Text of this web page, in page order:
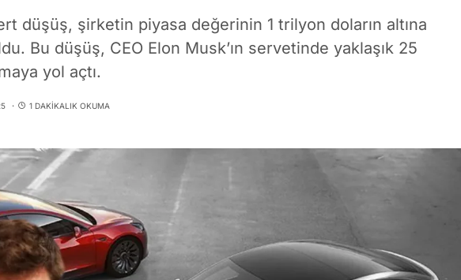
düşüş, şirketin piyasa değerinin 1 trilyon doların altına
Bu düşüş, CEO Elon Musk’ın servetinde yaklaşık 25
yol açtı.
1 DAKIKALIK OKUMA